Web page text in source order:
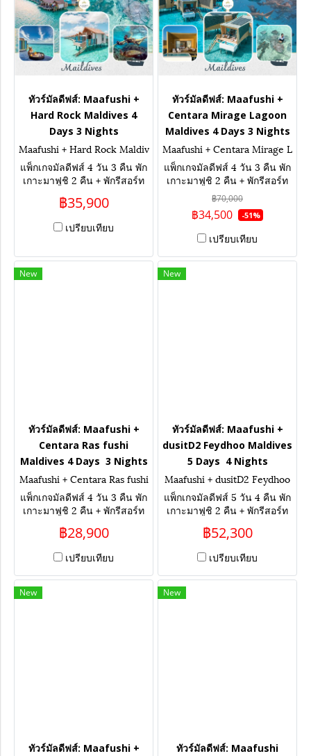
ทัวร์มัลดีฟส์: Maafushi +
Hard Rock Maldives 4
Days 3 Nights
Maafushi + Hard Rock Maldiv
es 4 Days 3 Nights
แพ็กเกจมัลดีฟส์ 4 วัน 3 คืน พัก
เกาะมาฟูชิ 2 คืน + พักรีสอร์ท
Maldives 1 คืน เน้นกิจกรรม ดำ
น้ำกับฉลาม เล่นน้ำกับปลากระ
เบน เที่ยวเกาะท้องถิ่น ล่องเรือ
฿35,900
เปรียบเทียบ
ทัวร์มัลดีฟส์: Maafushi +
Centara Mirage Lagoon
Maldives 4 Days 3 Nights
Maafushi + Centara Mirage L
agoon Maldives 4 Days 3 Nig
hts
แพ็กเกจมัลดีฟส์ 4 วัน 3 คืน พัก
เกาะมาฟูชิ 2 คืน + พักรีสอร์ท
ห้องกลางน้ำ Centara Mirage
Lagoon Maldives 1 คืน เน้น
กิจกรรม ดำน้ำกับฉลาม เล่นน้ำ
กับปลากระเบน เที่ยวเกาะท้อง
ถิ่น ล่องเรือชมโลมา
฿70,000
฿34,500 -51%
เปรียบเทียบ
New
ทัวร์มัลดีฟส์: Maafushi +
Centara Ras fushi
Maldives 4 Days 3 Nights
Maafushi + Centara Ras fushi
Maldives 4 Days 3 Nights
แพ็กเกจมัลดีฟส์ 4 วัน 3 คืน พัก
เกาะมาฟูชิ 2 คืน + พักรีสอร์ท
fushi Maldives 1 คืน เน้น
กิจกรรม ดำน้ำกับฉลาม เล่นน้ำ
กับปลากระเบน เที่ยวเกาะท้อง
ถิ่น ล่องเรือชมโลมา
฿28,900
เปรียบเทียบ
New
ทัวร์มัลดีฟส์: Maafushi +
dusitD2 Feydhoo Maldives
5 Days 4 Nights
Maafushi + dusitD2 Feydhoo
Maldives 5 Days 4 Nights
แพ็กเกจมัลดีฟส์ 5 วัน 4 คืน พัก
เกาะมาฟูชิ 2 คืน + พักรีสอร์ท
Maldives 2 คืน เน้นกิจกรรม
ดำน้ำกับฉลาม เล่นน้ำกับปลาก
ระเบน เที่ยวเกาะท้องถิ่น ล่อง
เรือชมโลมา
฿52,300
เปรียบเทียบ
New
ทัวร์มัลดีฟส์: Maafushi +
New
ทัวร์มัลดีฟส์: Maafushi